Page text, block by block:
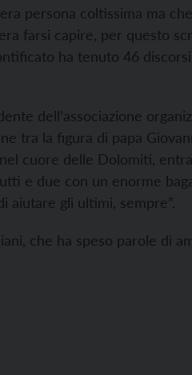
persona coltissima ma
farsi capire, per questo
ha tenuto 46
dell’associazione
tra la figura di papa
cuore delle Dolomiti,
e due con un enorme
aiutare gli ultimi, sempre”.
che ha speso parole di